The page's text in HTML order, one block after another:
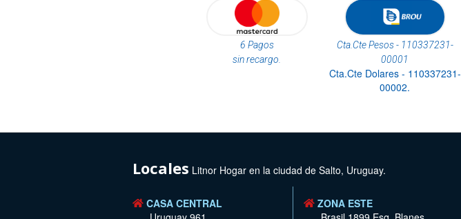
6 Pagos
sin recargo.
Cta.Cte Pesos - 110337231-
00001
Cta.Cte Dolares - 110337231-
00002.
Locales Litnor Hogar en la ciudad de Salto, Uruguay.
CASA CENTRAL
ZONA ESTE